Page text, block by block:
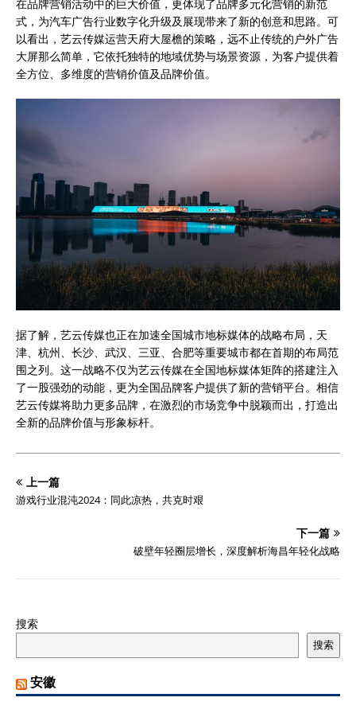
在品牌营销活动中的巨大价值，更体现了品牌多元化营销的新范
式，为汽车广告行业数字化升级及展现带来了新的创意和思路。可
以看出，艺云传媒运营天府大屋檐的策略，远不止传统的户外广告
大屏那么简单，它依托独特的地域优势与场景资源，为客户提供着
全方位、多维度的营销价值及品牌价值。
据了解，艺云传媒也正在加速全国城市地标媒体的战略布局，天
津、杭州、长沙、武汉、三亚、合肥等重要城市都在首期的布局范
围之列。这一战略不仅为艺云传媒在全国地标媒体矩阵的搭建注入
了一股强劲的动能，更为全国品牌客户提供了新的营销平台。相信
艺云传媒将助力更多品牌，在激烈的市场竞争中脱颖而出，打造出
全新的品牌价值与形象标杆。
上一篇
游戏行业混沌2024：同此凉热，共克时艰
下一篇
破壁年轻圈层增长，深度解析海昌年轻化战略
搜索
搜索
安徽